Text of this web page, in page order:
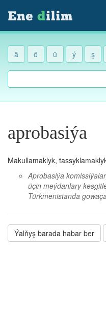
ä ö ü ý ş
aprobasiýa
Makullamaklyk,
Aprobasiýa
üçin meýdanlary
Türkmenistanda
Ýalňyş barada habar ber